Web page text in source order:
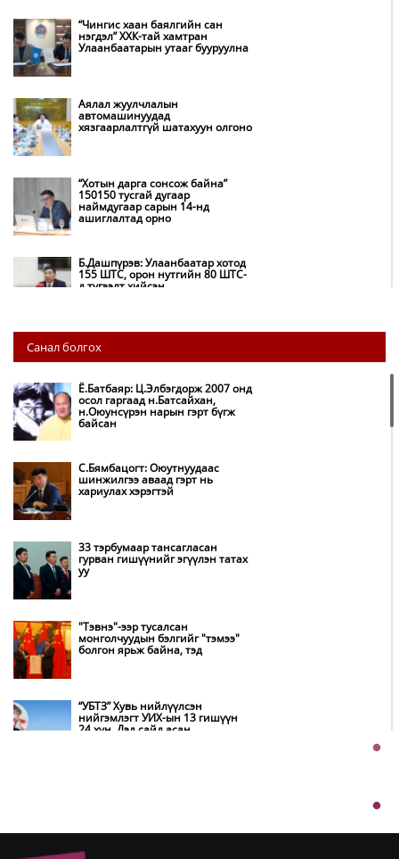
“Чингис хаан баялгийн сан
нэгдэл” ХХК-тай хамтран
Улаанбаатарын утааг бууруулна
Аялал жуулчлалын
автомашинуудад
хязгаарлалтгүй шатахуун олгоно
“Хотын дарга сонсож байна”
150150 тусгай дугаар
наймдугаар сарын 14-нд
ашиглалтад орно
Б.Дашпүрэв: Улаанбаатар хотод
155 ШТС, орон нутгийн 80 ШТС-
д түгээлт хийсэн
НИТХ: Багануур ХК-ийг түшиглэн
нүүрс-пиролизийн үйлдвэр
байгуулж, ирэх оноос хагас кокс
Амаргүй цаг үеийг ирэх
НИТХ-ын төлөөлөгчид COP17
Монгол Улс “COP17”-д “Тал
Нөөцийн махны худалдаа,
онцгой албан татварыг тэглэлээ
Санал болгох
Ё.Батбаяр: Ц.Элбэгдорж 2007 онд
осол гаргаад н.Батсайхан,
н.Оюунсүрэн нарын гэрт бүгж
байсан
С.Бямбацогт: Оюутнуудаас
шинжилгээ аваад гэрт нь
хариулах хэрэгтэй
33 тэрбумаар тансагласан
гурван гишүүнийг эгүүлэн татах
уу
"Тэвнэ"-ээр тусалсан
монголчуудын бэлгийг "тэмээ"
болгон ярьж байна, тэд
“УБТЗ” Хувь нийлүүлсэн
нийгэмлэгт УИХ-ын 13 гишүүн
24 хүн, Дэд сайд асан